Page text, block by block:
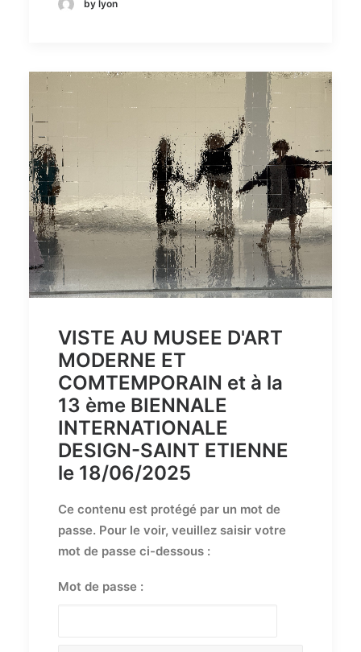
by lyon
VISTE AU MUSEE D'ART
MODERNE ET
COMTEMPORAIN et à la
13 ème BIENNALE
INTERNATIONALE
DESIGN-SAINT ETIENNE
le 18/06/2025
Ce contenu est protégé par un mot de
passe. Pour le voir, veuillez saisir votre
mot de passe ci-dessous :
Mot de passe :